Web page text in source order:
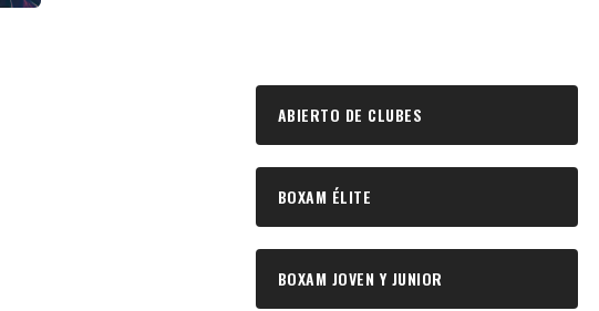
ABIERTO DE CLUBES
BOXAM ÉLITE
BOXAM JOVEN Y JUNIOR